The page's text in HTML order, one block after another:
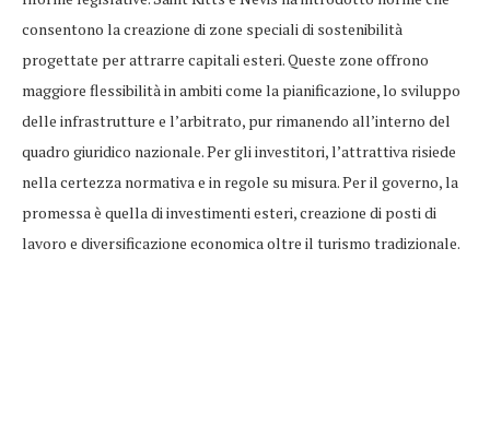
consentono la creazione di zone speciali di sostenibilità
progettate per attrarre capitali esteri. Queste zone offrono
maggiore flessibilità in ambiti come la pianificazione, lo sviluppo
delle infrastrutture e l’arbitrato, pur rimanendo all’interno del
quadro giuridico nazionale. Per gli investitori, l’attrattiva risiede
nella certezza normativa e in regole su misura. Per il governo, la
promessa è quella di investimenti esteri, creazione di posti di
lavoro e diversificazione economica oltre il turismo tradizionale.